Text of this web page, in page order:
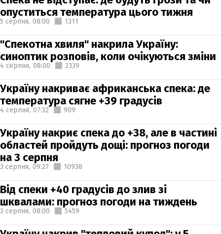
опуститься температура цього тижня
5 серпня, 08:00 1311
"Спекотна хвиля" накрила Україну:
синоптик розповів, коли очікуються зміни
4 серпня, 08:00 2339
Україну накриває африканська спека: де
температура сягне +39 градусів
4 серпня, 07:32 909
Україну накриє спека до +38, але в частині
областей пройдуть дощі: прогноз погоди
на 3 серпня
3 серпня, 09:27 10938
Від спеки +40 градусів до злив зі
шквалами: прогноз погоди на тиждень
3 серпня, 08:00 5459